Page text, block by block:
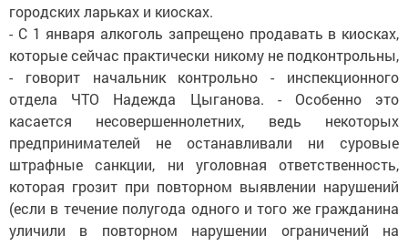
городских ларьках и киосках.
- С 1 января алкоголь запрещено продавать в киосках,
которые сейчас практически никому не подконтрольны,
- говорит начальник контрольно - инспекционного
отдела ЧТО Надежда Цыганова. - Особенно это
касается несовершеннолетних, ведь некоторых
предпринимателей не останавливали ни суровые
штрафные санкции, ни уголовная ответственность,
которая грозит при повторном выявлении нарушений
(если в течение полугода одного и того же гражданина
уличили в повторном нарушении ограничений на